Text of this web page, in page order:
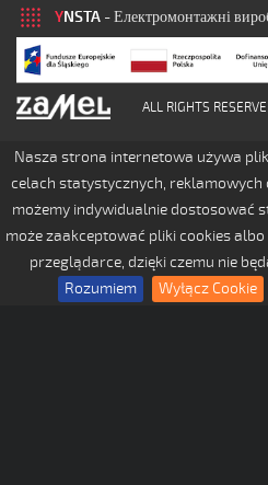
YNSTA - Електромонтажні
ALL RIGHTS
Nasza strona internetowa używa
celach statystycznych, reklamowych
możemy indywidualnie dostosować
może zaakceptować pliki cookies
przeglądarce, dzięki czemu nie
Rozumiem
Wyłącz Cookie